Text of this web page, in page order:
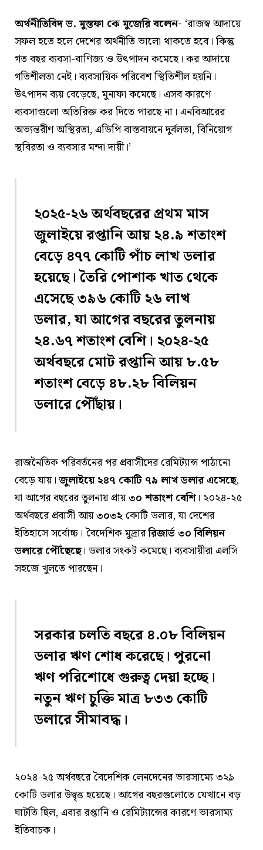
অর্থনীতিবিদ ড. মুস্তফা কে মুজেরি বলেন- ‘রাজস্ব আদায়ে
সফল হতে হলে দেশের অর্থনীতি ভালো থাকতে হবে। কিন্তু
গত বছর ব্যবসা-বাণিজ্য ও উৎপাদন কমেছে। কর আদায়ে
গতিশীলতা নেই। ব্যবসায়িক পরিবেশ স্থিতিশীল হয়নি।
উৎপাদন ব্যয় বেড়েছে, মুনাফা কমেছে। এসব কারণে
ব্যবসাগুলো অতিরিক্ত কর দিতে পারছে না। এনবিআরের
অভ্যন্তরীণ অস্থিরতা, এডিপি বাস্তবায়নে দুর্বলতা, বিনিয়োগ
স্থবিরতা ও ব্যবসার মন্দা দায়ী।’
২০২৫-২৬ অর্থবছরের প্রথম মাস
জুলাইয়ে রপ্তানি আয় ২৪.৯ শতাংশ
বেড়ে ৪৭৭ কোটি পাঁচ লাখ ডলার
হয়েছে। তৈরি পোশাক খাত থেকে
এসেছে ৩৯৬ কোটি ২৬ লাখ
ডলার, যা আগের বছরের তুলনায়
২৪.৬৭ শতাংশ বেশি। ২০২৪-২৫
অর্থবছরে মোট রপ্তানি আয় ৮.৫৮
শতাংশ বেড়ে ৪৮.২৮ বিলিয়ন
ডলারে পৌঁছায়।
রাজনৈতিক পরিবর্তনের পর প্রবাসীদের রেমিট্যান্স পাঠানো
বেড়ে যায়।জুলাইয়ে ২৪৭ কোটি ৭৯ লাখ ডলার এসেছে,
যা আগের বছরের তুলনায় প্রায়৩০ শতাংশ বেশি। ২০২৪-২৫
অর্থবছরে প্রবাসী আয়৩০৩২কোটি ডলার, যা দেশের
ইতিহাসে সর্বোচ্চ। বৈদেশিক মুদ্রাররিজার্ভ ৩০ বিলিয়ন
ডলারে পৌঁছেছে। ডলার সংকট কমেছে। ব্যবসায়ীরা এলসি
সহজে খুলতে পারছেন।
সরকার চলতি বছরে ৪.০৮ বিলিয়ন
ডলার ঋণ শোধ করেছে। পুরনো
ঋণ পরিশোধে গুরুত্ব দেয়া হচ্ছে।
নতুন ঋণ চুক্তি মাত্র ৮৩৩ কোটি
ডলারে সীমাবদ্ধ।
২০২৪-২৫ অর্থবছরে বৈদেশিক লেনদেনের ভারসাম্যে ৩২৯
কোটি ডলার উদ্বৃত্ত হয়েছে। আগের বছরগুলোতে যেখানে বড়
ঘাটতি ছিল, এবার রপ্তানি ও রেমিট্যান্সের কারণে ভারসাম্য
ইতিবাচক।